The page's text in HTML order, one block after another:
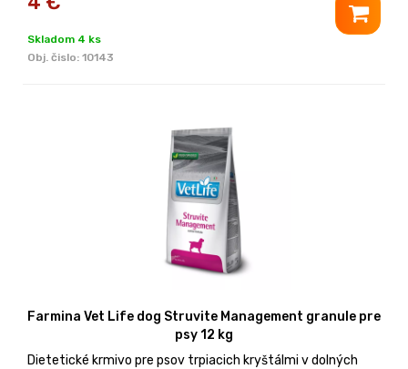
Skladom 4 ks
Obj. čislo: 10143
Farmina Vet Life dog Struvite Management granule pre
psy 12 kg
Dietetické krmivo pre psov trpiacich kryštálmi v dolných